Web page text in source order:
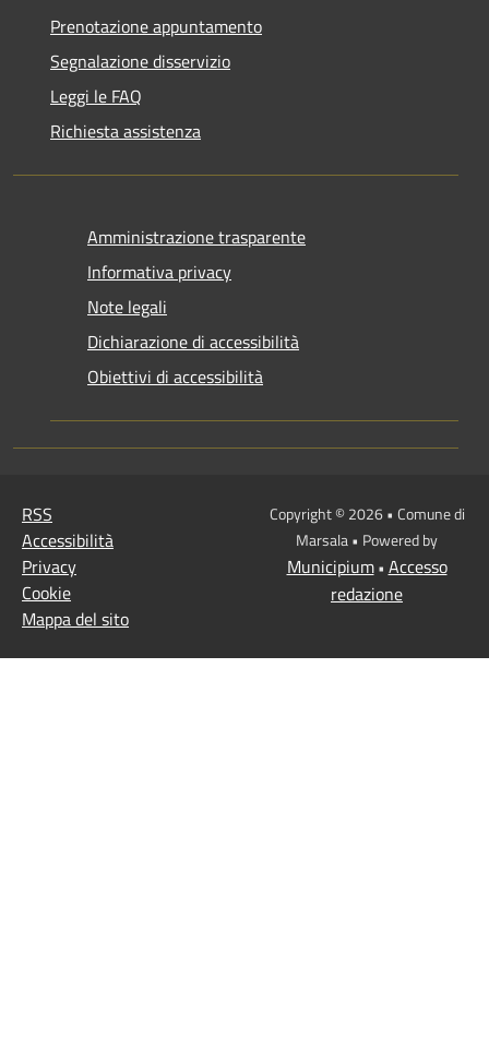
Prenotazione appuntamento
Segnalazione disservizio
Leggi le FAQ
Richiesta assistenza
Amministrazione trasparente
Informativa privacy
Note legali
Dichiarazione di accessibilità
Obiettivi di accessibilità
RSS
Accessibilità
Privacy
Cookie
Mappa del sito
Copyright © 2026 • Comune di
Marsala • Powered by
Municipium• Accesso
redazione